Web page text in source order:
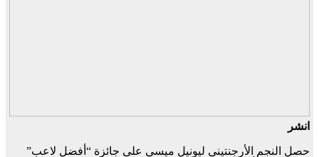
انشر
حصل النجم الأرجنتيني ليونيل ميسي على جائزة “أفضل لاعب”